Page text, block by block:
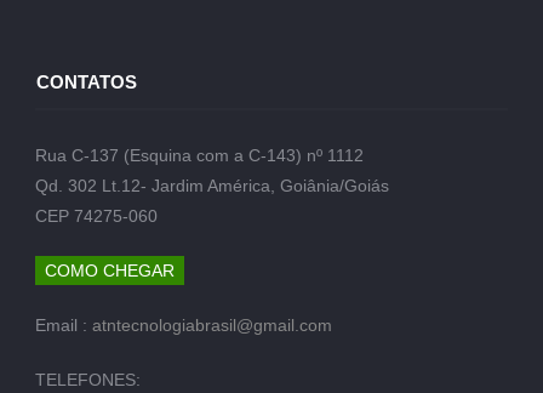
CONTATOS
Rua C-137 (Esquina com a C-143) nº 1112
Qd. 302 Lt.12- Jardim América, Goiânia/Goiás
CEP 74275-060
COMO CHEGAR
Email : atntecnologiabrasil@gmail.com
TELEFONES: